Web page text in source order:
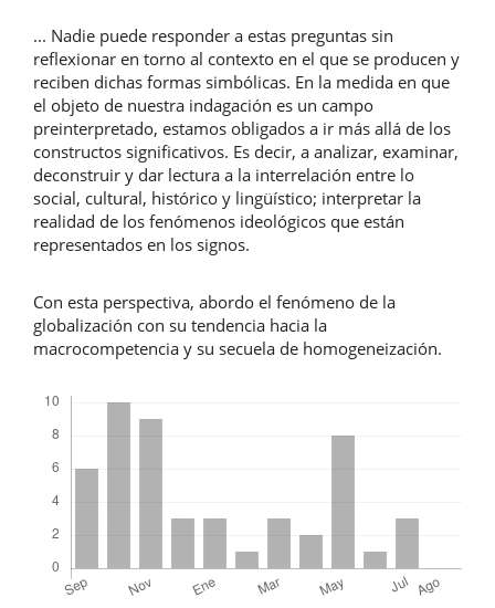
... Nadie puede responder a estas preguntas sin
reflexionar en torno al contexto en el que se producen y
reciben dichas formas simbólicas. En la medida en que
el objeto de nuestra indagación es un campo
preinterpretado, estamos obligados a ir más allá de los
constructos significativos. Es decir, a analizar, examinar,
deconstruir y dar lectura a la interrelación entre lo
social, cultural, histórico y lingüístico; interpretar la
realidad de los fenómenos ideológicos que están
representados en los signos.
Con esta perspectiva, abordo el fenómeno de la
globalización con su tendencia hacia la
macrocompetencia y su secuela de homogeneización.